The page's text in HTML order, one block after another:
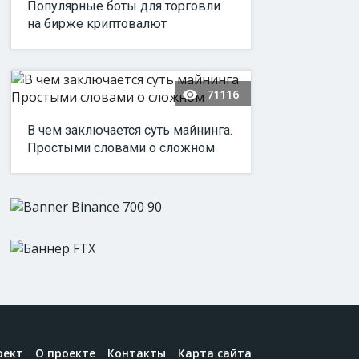
Популярные боты для торговли
на бирже криптовалют
71116
В чем заключается суть майнинга.
Простыми словами о сложном
О проекте Контакты Карта сайта